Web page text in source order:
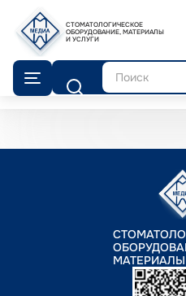
СТОМАТОЛОГИЧЕСКОЕ
ОБОРУДОВАНИЕ, МАТЕРИАЛЫ
И УСЛУГИ
Поиск